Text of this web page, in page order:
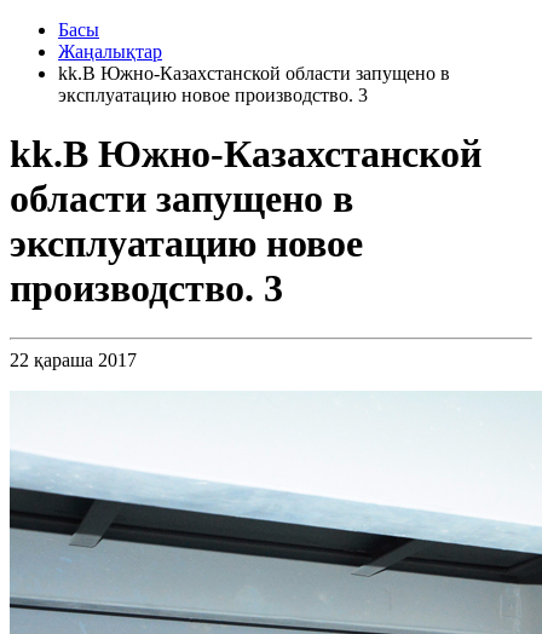
Басы
Жаңалықтар
kk.В Южно-Казахстанской области запущено в
эксплуатацию новое производство. 3
kk.В Южно-Казахстанской
области запущено в
эксплуатацию новое
производство. 3
22 қараша 2017